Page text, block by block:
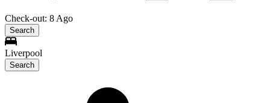
Check-out: 8 Ago
Search
Liverpool
Search